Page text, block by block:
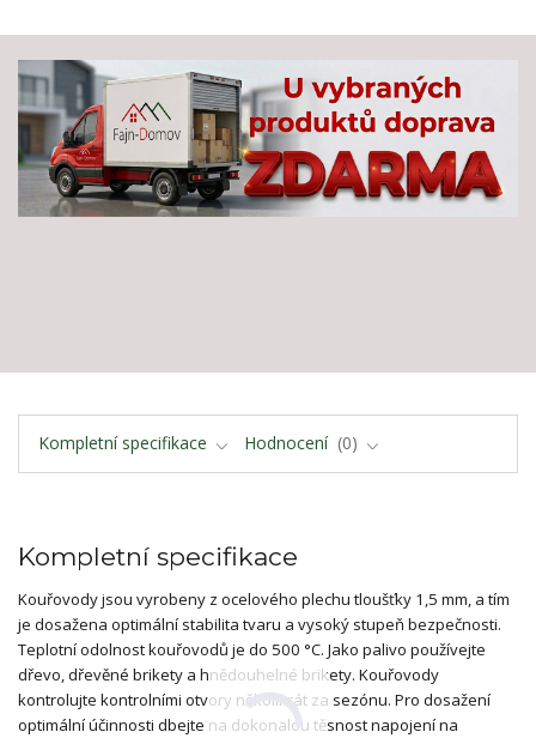
Kompletní specifikace Hodnocení 0
Kompletní specifikace
Kouřovody jsou vyrobeny z ocelového plechu tloušťky 1,5 mm, a tím
je dosažena optimální stabilita tvaru a vysoký stupeň bezpečnosti.
Teplotní odolnost kouřovodů je do 500 °C. Jako palivo používejte
dřevo, dřevěné brikety a hnědouhelné brikety. Kouřovody
kontrolujte kontrolními otvory několikrát za sezónu. Pro dosažení
optimální účinnosti dbejte na dokonalou těsnost napojení na